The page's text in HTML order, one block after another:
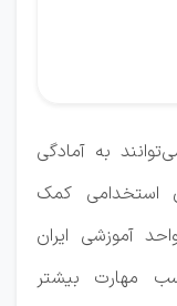
به آمادگی
استخدامی کمک
آموزشی ایران
مهارت بیشتر